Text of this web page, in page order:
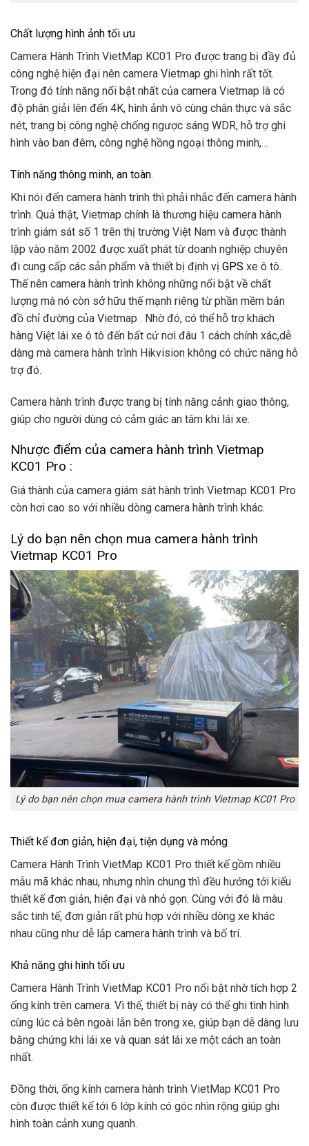
Chất lượng hình ảnh tối ưu
Camera Hành Trình VietMap KC01 Pro được trang bị đầy đủ
công nghệ hiện đại nên camera Vietmap ghi hình rất tốt.
Trong đó tính năng nổi bật nhất của camera Vietmap là có
độ phân giải lên đến 4K, hình ảnh vô cùng chân thực và sắc
nét, trang bị công nghệ chống ngược sáng WDR, hỗ trợ ghi
hình vào ban đêm, công nghệ hồng ngoại thông minh,…
Tính năng thông minh, an toàn.
Khi nói đến camera hành trình thì phải nhắc đến camera hành
trình. Quả thật, Vietmap chính là thương hiệu camera hành
trình giám sát số 1 trên thị trường Việt Nam và được thành
lập vào năm 2002 được xuất phát từ doanh nghiệp chuyên
đi cung cấp các sản phẩm và thiết bị định vị GPS xe ô tô.
Thế nên camera hành trình không những nổi bật về chất
lượng mà nó còn sở hữu thế mạnh riêng từ phần mềm bản
đồ chỉ đường của Vietmap . Nhờ đó, có thể hỗ trợ khách
hàng Việt lái xe ô tô đến bất cứ nơi đâu 1 cách chính xác,dễ
dàng mà camera hành trình Hikvision không có chức năng hỗ
trợ đó.
Camera hành trình được trang bị tính năng cảnh giao thông,
giúp cho người dùng có cảm giác an tâm khi lái xe.
Nhược điểm của camera hành trình Vietmap
KC01 Pro :
Giá thành của camera giám sát hành trình Vietmap KC01 Pro
còn hơi cao so với nhiều dòng camera hành trình khác.
Lý do bạn nên chọn mua camera hành trình
Vietmap KC01 Pro
Lý do bạn nên chọn mua camera hành trình Vietmap KC01 Pro
Thiết kế đơn giản, hiện đại, tiện dụng và mỏng
Camera Hành Trình VietMap KC01 Pro thiết kế gồm nhiều
mẫu mã khác nhau, nhưng nhìn chung thì đều hướng tới kiểu
thiết kế đơn giản, hiện đại và nhỏ gọn. Cùng với đó là màu
sắc tinh tế, đơn giản rất phù hợp với nhiều dòng xe khác
nhau cũng như dễ lắp camera hành trình và bố trí.
Khả năng ghi hình tối ưu
Camera Hành Trình VietMap KC01 Pro nổi bật nhờ tích hợp 2
ống kính trên camera. Vì thế, thiết bị này có thể ghi tình hình
cùng lúc cả bên ngoài lẫn bên trong xe, giúp bạn dễ dàng lưu
bằng chứng khi lái xe và quan sát lái xe một cách an toàn
nhất.
Đồng thời, ống kính camera hành trình VietMap KC01 Pro
còn được thiết kế tới 6 lớp kính có góc nhìn rộng giúp ghi
hình toàn cảnh xung quanh.